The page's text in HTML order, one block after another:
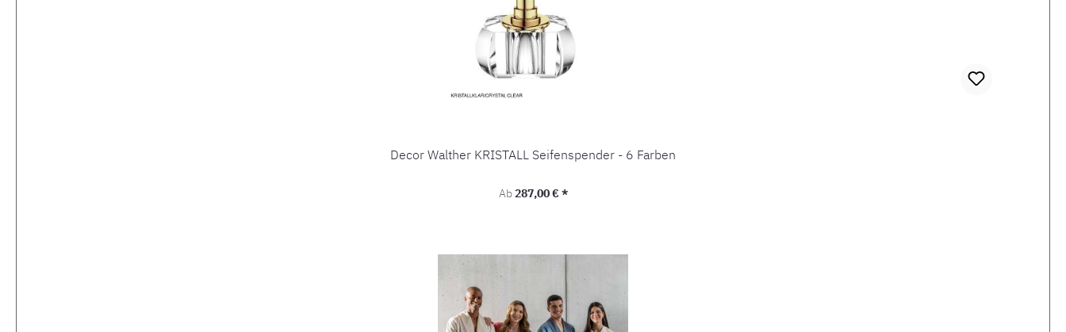
Decor Walther KRISTALL Seifenspender - 6 Farben
Regulärer Preis:
Ab287,00 € *